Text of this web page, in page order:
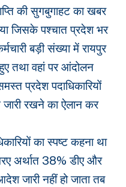
की सुगबुगाहट का खबर
जिसके पश्चात प्रदेश भर
बड़ी संख्या में रायपुर
तथा वहां पर आंदोलन
प्रदेश पदाधिकारियों
रखने का ऐलान कर
का स्पष्ट कहना था
अर्थात 38% डीए और
जारी नहीं हो जाता तब